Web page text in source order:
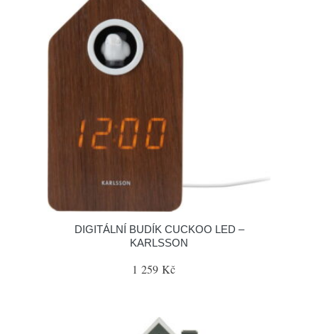
DIGITÁLNÍ BUDÍK CUCKOO LED –
KARLSSON
1 259 Kč